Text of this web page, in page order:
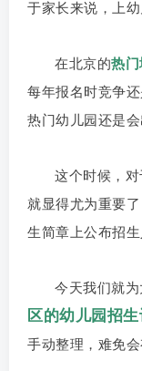
于家长来说，上
在北京的热门
每年报名时竞争
热门幼儿园还是会
这个时候，
就显得尤为重要
生简章上公布招生
今天我们就为
区的幼儿园招
手动整理，难免